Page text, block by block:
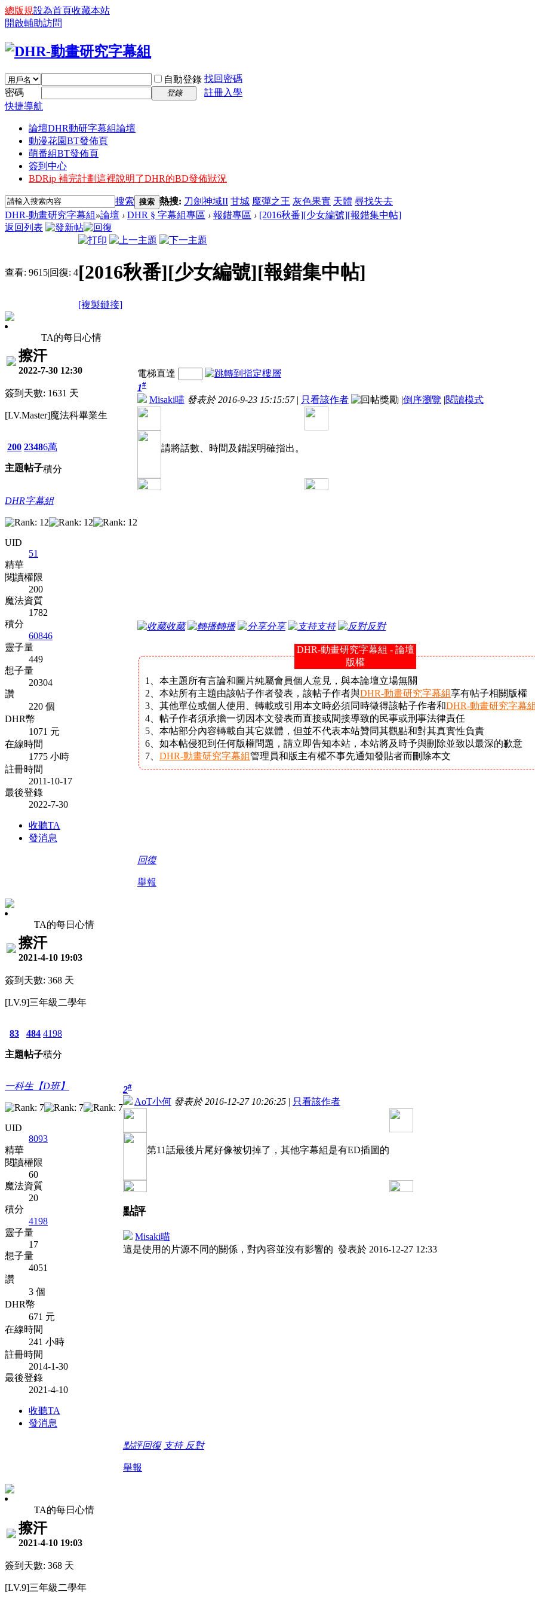
總版規設為首頁收藏本站
開啟輔助訪問
自動登錄 找回密碼
密碼
登錄
註冊入學
快捷導航
論壇DHR動研字幕組論壇
動漫花園BT發佈頁
萌番組BT發佈頁
簽到中心
BDRip 補完計劃這裡說明了DHR的BD發佈狀況
搜索 搜索 熱搜: 刀劍神域II 甘城 魔彈之王 灰色果實 天體 尋找失去
DHR-動畫研究字幕組»論壇 › DHR § 字幕組專區 › 報錯專區 › [2016秋番][少女編號][報錯集中帖]
返回列表
查看: 9615|回復: 4[2016秋番][少女編號][報錯集中帖]
[複製鏈接]
TA的每日心情
擦汗
2022-7-30 12:30
簽到天數: 1631 天
[LV.Master]魔法科畢業生
200
主題
2348
帖子
6萬
積分
DHR字幕組
UID
51
精華
閱讀權限
200
魔法資質
1782
積分
60846
靈子量
449
想子量
20304
讚
220 個
DHR幣
1071 元
在線時間
1775 小時
註冊時間
2011-10-17
最後登錄
2022-7-30
收聽TA
發消息
電梯直達
1#
Misaki喵 發表於 2016-9-23 15:15:57 | 只看該作者 |倒序瀏覽 |閱讀模式
請將話數、時間及錯誤明確指出。
收藏 轉播 分享 支持 反對
DHR-動畫研究字幕組 - 論壇
版權
1、本主題所有言論和圖片純屬會員個人意見，與本論壇立場無關
2、本站所有主題由該帖子作者發表，該帖子作者與DHR-動畫研究字幕組享有帖子相關版權
3、其他單位或個人使用、轉載或引用本文時必須同時徵得該帖子作者和DHR-動畫研究字幕組
4、帖子作者須承擔一切因本文發表而直接或間接導致的民事或刑事法律責任
5、本帖部分內容轉載自其它媒體，但並不代表本站贊同其觀點和對其真實性負責
6、如本帖侵犯到任何版權問題，請立即告知本站，本站將及時予與刪除並致以最深的歉意
7、 DHR-動畫研究字幕組管理員和版主有權不事先通知發貼者而刪除本文
回復
舉報
TA的每日心情
擦汗
2021-4-10 19:03
簽到天數: 368 天
[LV.9]三年級二學年
83
主題
484
帖子
4198
積分
一科生【D班】
UID
8093
精華
閱讀權限
60
魔法資質
20
積分
4198
靈子量
17
想子量
4051
讚
3 個
DHR幣
671 元
在線時間
241 小時
註冊時間
2014-1-30
最後登錄
2021-4-10
收聽TA
發消息
2#
AoT小何 發表於 2016-12-27 10:26:25 | 只看該作者
第11話最後片尾好像被切掉了，其他字幕組是有ED插圖的
點評
Misaki喵
這是使用的片源不同的關係，對內容並沒有影響的 發表於 2016-12-27 12:33
點評回復 支持 反對
舉報
TA的每日心情
擦汗
2021-4-10 19:03
簽到天數: 368 天
[LV.9]三年級二學年